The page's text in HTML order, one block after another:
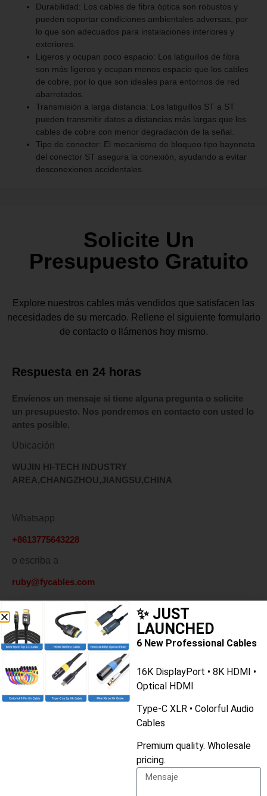
Durabilidad: Los cables de fibra óptica son robustos y
pueden soportar condiciones ambientales adversas, por
lo que son adecuados para instalaciones interiores y
exteriores.
Ligeros y ocupan poco espacio: Los latiguillos de fibra
son más ligeros y ocupan menos espacio que los cables
de cobre, por lo que son ideales para entornos de red
abarrotados.
Transmisión a larga distancia: Los latiguillos ST a ST
pueden transmitir datos a distancias más largas que los
cables de cobre con menor degradación de la señal.
Tipo de conector: El mecanismo de bloqueo tipo bayoneta
del conector ST asegura la conexión, ayudando a evitar
desconexiones accidentales.
Solicite Un
Presupuesto Gratuito
Explore nuestros cables más vendidos que satisfacen las
necesidades de su mercado. Rellene el siguiente formulario
de contacto o llámenos hoy mismo.
Respuesta en 24 horas
Envíenos un mensaje si tiene alguna pregunta o solicite
un presupuesto. Nos pondremos en contacto con usted lo
antes posible.
Ubicación
WUJIN HI-TECH INDUSTRY
AREA,CHANGZHOU,JIANGSU,CHINA
Whatsapp
+8613775643228
o escriba a
ruby@fycables.com
Nombre
Cantidad
✨ JUST
LAUNCHED
6 New Professional Cables
16K DisplayPort • 8K HDMI •
Optical HDMI
Type-C XLR • Colorful Audio
Cables
Premium quality. Wholesale
pricing.